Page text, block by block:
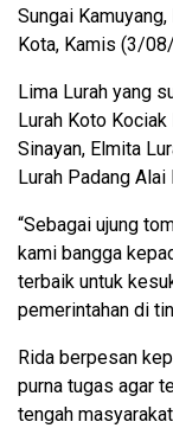
Sungai
Kota, Kamis (3/
Lima Lurah yang
Lurah Koto Kociak
Sinayan, Elmita
Lurah Padang
“Sebagai ujung
kami bangga
terbaik untuk
pemerintahan di
Rida berpesan
purna tugas agar
tengah